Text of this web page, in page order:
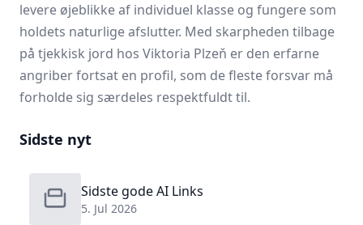
levere øjeblikke af individuel klasse og fungere som
holdets naturlige afslutter. Med skarpheden tilbage
på tjekkisk jord hos Viktoria Plzeň er den erfarne
angriber fortsat en profil, som de fleste forsvar må
forholde sig særdeles respektfuldt til.
Sidste nyt
Sidste gode AI Links
5. Jul 2026